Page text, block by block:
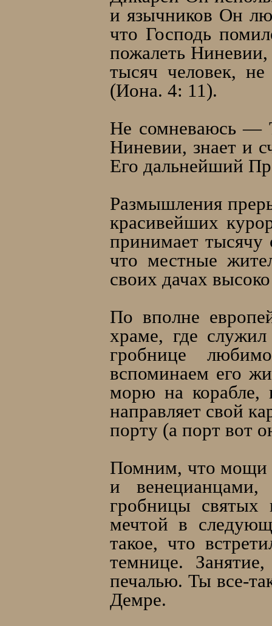
и язычников Он
что Господь
пожалеть Ниневии,
тысяч человек,
(Иона. 4: 11).
Не сомневаюсь —
Ниневии, знает и
Его дальнейший
Размышления
красивейших
принимает тысячу
что местные
своих дачах
По вполне
храме, где
гробнице
вспоминаем его
морю на корабле,
направляет свой
порту (а порт вот
Помним, что мощи
и
гробницы святых
мечтой в
такое, что
темнице.
печалью. Ты все-
Демре.